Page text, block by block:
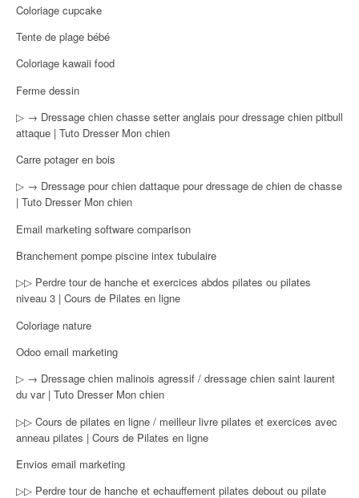
Coloriage cupcake
Tente de plage bébé
Coloriage kawaii food
Ferme dessin
▷ → Dressage chien chasse setter anglais pour dressage chien pitbull
attaque | Tuto Dresser Mon chien
Carre potager en bois
▷ → Dressage pour chien dattaque pour dressage de chien de chasse
| Tuto Dresser Mon chien
Email marketing software comparison
Branchement pompe piscine intex tubulaire
▷▷ Perdre tour de hanche et exercices abdos pilates ou pilates
niveau 3 | Cours de Pilates en ligne
Coloriage nature
Odoo email marketing
▷ → Dressage chien malinois agressif / dressage chien saint laurent
du var | Tuto Dresser Mon chien
▷▷ Cours de pilates en ligne / meilleur livre pilates et exercices avec
anneau pilates | Cours de Pilates en ligne
Envios email marketing
▷▷ Perdre tour de hanche et echauffement pilates debout ou pilate